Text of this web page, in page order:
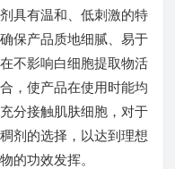
具有温和、低刺激的特
保产品质地细腻、易于
不影响白细胞提取物活
，使产品在使用时能均
分接触肌肤细胞，对于
剂的选择，以达到理想
的功效发挥。